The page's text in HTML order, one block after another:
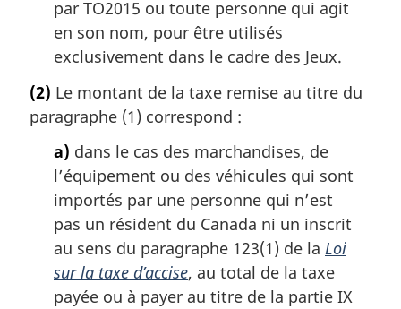
par TO2015 ou toute personne qui agit
en son nom, pour être utilisés
exclusivement dans le cadre des Jeux.
(2) Le montant de la taxe remise au titre du
paragraphe (1) correspond :
a) dans le cas des marchandises, de
l’équipement ou des véhicules qui sont
importés par une personne qui n’est
pas un résident du Canada ni un inscrit
au sens du paragraphe 123(1) de la Loi
sur la taxe d’accise, au total de la taxe
payée ou à payer au titre de la partie IX